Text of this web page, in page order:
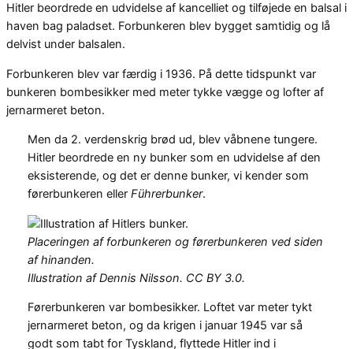
Hitler beordrede en udvidelse af kancelliet og tilføjede en balsal i
haven bag paladset. Forbunkeren blev bygget samtidig og lå
delvist under balsalen.
Forbunkeren blev var færdig i 1936. På dette tidspunkt var
bunkeren bombesikker med meter tykke vægge og lofter af
jernarmeret beton.
Men da 2. verdenskrig brød ud, blev våbnene tungere.
Hitler beordrede en ny bunker som en udvidelse af den
eksisterende, og det er denne bunker, vi kender som
førerbunkeren eller Führerbunker.
Placeringen af forbunkeren og førerbunkeren ved siden
af hinanden.
Illustration af Dennis Nilsson. CC BY 3.0.
Førerbunkeren var bombesikker. Loftet var meter tykt
jernarmeret beton, og da krigen i januar 1945 var så
godt som tabt for Tyskland, flyttede Hitler ind i